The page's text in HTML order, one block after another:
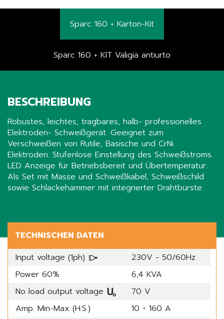
Sparc 160 + Karton-Kit
Sparc 160 + KIT Valigia antiurto
BESCHREIBUNG
Robustes, leichtes, tragbares, halb- professionelles
Elektroden- Schweißgerät. Geeignet zum
Verschweißen von Rutile, Basische und CrNi
Elektroden. Stufenlose Einstellung des Schweißstroms.
LED Anzeige für Betriebsbereit und Übertemperatur.
Als Set mit Masse und Schweißkabel, Schweißschild
sowie Schlackehammer mit integrierter Drahtbürste.
TECHNISCHEN DATEN
Input voltage (1ph)
230V - 50/60Hz
Power 60%
6,4 KVA
No load output voltage
70 V
Amp. Min-Max (H.S.)
10 ÷ 160 A